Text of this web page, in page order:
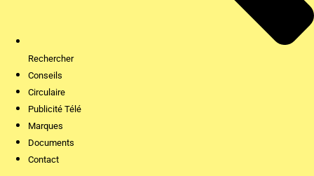
Rechercher
Conseils
Circulaire
Publicité Télé
Marques
Documents
Contact